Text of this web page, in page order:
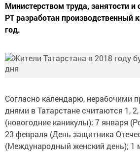
Министерством труда, занятости
РТ разработан производственный
год.
Согласно календарю, нерабочими
днями в Татарстане считаются 1, 2,
(новогодние каникулы); 7 января
23 февраля (День защитника
(Международный женский день); 1